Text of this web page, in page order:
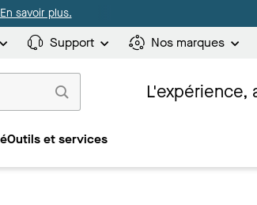
savoir plus.
Support Nos marques
L'expérience,
Outils et services